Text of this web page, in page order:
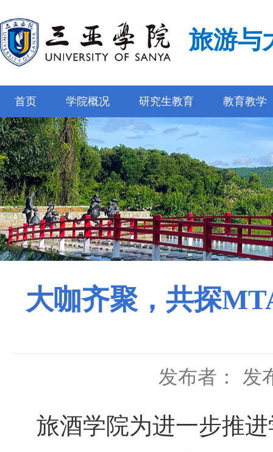
旅游与
首页 学院概况 研究生教育 教育教学
大咖齐聚，共探
发布者： 发
旅酒学院为进一步推进